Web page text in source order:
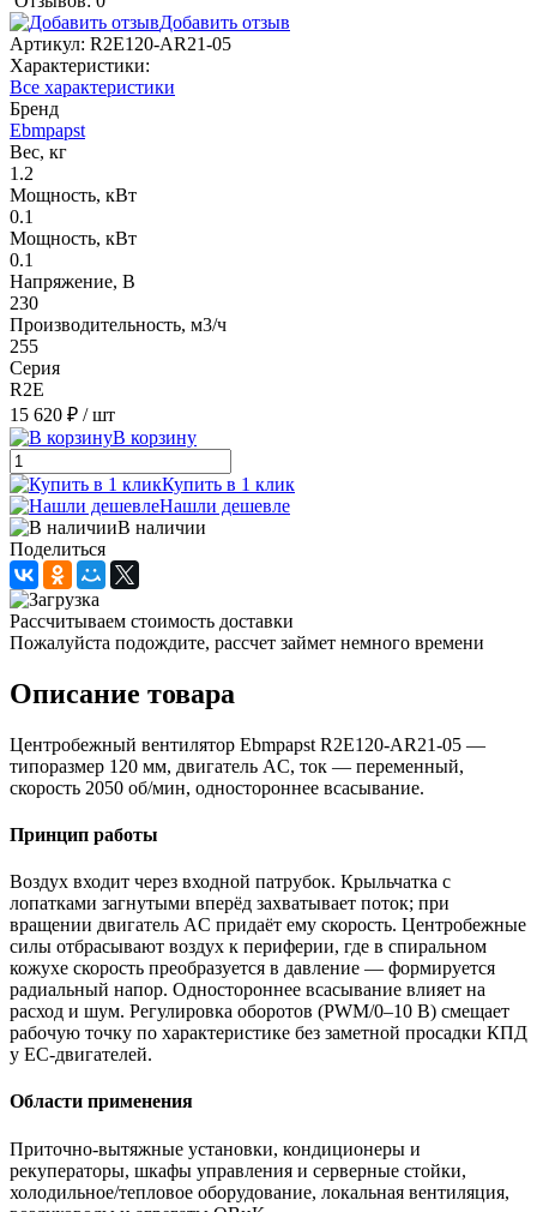
Добавить отзыв
Артикул: R2E120-AR21-05
Характеристики:
Все характеристики
Бренд
Ebmpapst
Вес, кг
1.2
Мощность, кВт
0.1
Мощность, кВт
0.1
Напряжение, В
230
Производительность, м3/ч
255
Серия
R2E
15 620 ₽ / шт
В корзину
Купить в 1 клик
Нашли дешевле
В наличии
Поделиться
Рассчитываем стоимость доставки
Пожалуйста подождите, рассчет займет немного времени
Описание товара
Центробежный вентилятор Ebmpapst R2E120-AR21-05 —
типоразмер 120 мм, двигатель AC, ток — переменный,
скорость 2050 об/мин, одностороннее всасывание.
Принцип работы
Воздух входит через входной патрубок. Крыльчатка с
лопатками загнутыми вперёд захватывает поток; при
вращении двигатель AC придаёт ему скорость. Центробежные
силы отбрасывают воздух к периферии, где в спиральном
кожухе скорость преобразуется в давление — формируется
радиальный напор. Одностороннее всасывание влияет на
расход и шум. Регулировка оборотов (PWM/0–10 В) смещает
рабочую точку по характеристике без заметной просадки КПД
у EC-двигателей.
Области применения
Приточно-вытяжные установки, кондиционеры и
рекуператоры, шкафы управления и серверные стойки,
холодильное/тепловое оборудование, локальная вентиляция,